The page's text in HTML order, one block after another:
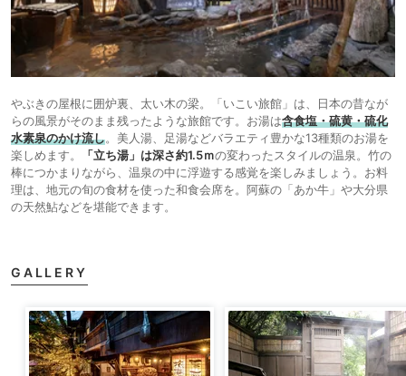
やぶきの屋根に囲炉裏、太い木の梁。「いこい旅館」は、日本の昔なが
らの風景がそのまま残ったような旅館です。お湯は含食塩・硫黄・硫化
水素泉のかけ流し。美人湯、足湯などバラエティ豊かな13種類のお湯を
楽しめます。
「立ち湯」は深さ約1.5ｍの変わったスタイルの温泉。竹の
棒につかまりながら、温泉の中に浮遊する感覚を楽しみましょう。お料
理は、地元の旬の食材を使った和食会席を。阿蘇の「あか牛」や大分県
の天然鮎などを堪能できます。
GALLERY